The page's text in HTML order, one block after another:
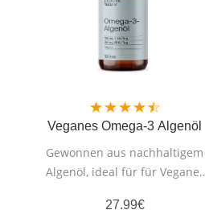
Veganes Omega-3 Algenöl
Gewonnen aus nachhaltigem
Algenöl, ideal für für Veganer
27.99€